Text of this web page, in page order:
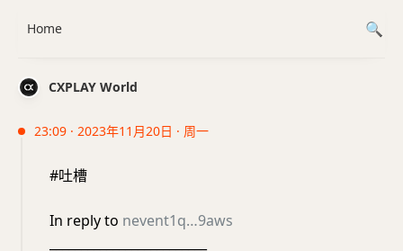
CXPLAY World
23:09 · 2023年11月20日 · 周一
#吐槽
In reply to nevent1q…9aws
Home